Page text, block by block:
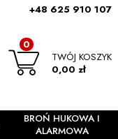
+48 625 910 107
TWÓJ KOSZYK
0
0,00 zł
BROŃ HUKOWA I
ALARMOWA